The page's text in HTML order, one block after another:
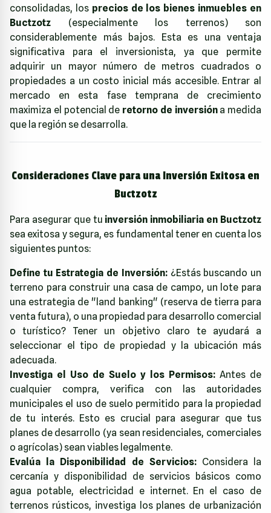
consolidadas, los precios de los bienes inmuebles en
Buctzotz (especialmente los terrenos) son
considerablemente más bajos. Esta es una ventaja
significativa para el inversionista, ya que permite
adquirir un mayor número de metros cuadrados o
propiedades a un costo inicial más accesible. Entrar al
mercado en esta fase temprana de crecimiento
maximiza el potencial de retorno de inversióna medida
que la región se desarrolla.
Consideraciones Clave para una Inversión Exitosa en
Buctzotz
Para asegurar que tu inversión inmobiliaria en Buctzotz
sea exitosa y segura, es fundamental tener en cuenta los
siguientes puntos:
Define tu Estrategia de Inversión:¿Estás buscando un
terreno para construir una casa de campo, un lote para
una estrategia de "land banking" (reserva de tierra para
venta futura), o una propiedad para desarrollo comercial
o turístico? Tener un objetivo claro te ayudará a
seleccionar el tipo de propiedad y la ubicación más
adecuada.
Investiga el Uso de Suelo y los Permisos: Antes de
cualquier compra, verifica con las autoridades
municipales el uso de suelo permitido para la propiedad
de tu interés. Esto es crucial para asegurar que tus
planes de desarrollo (ya sean residenciales, comerciales
o agrícolas) sean viables legalmente.
Evalúa la Disponibilidad de Servicios:Considera la
cercanía y disponibilidad de servicios básicos como
agua potable, electricidad e internet. En el caso de
terrenos rústicos, investiga los planes de urbanización